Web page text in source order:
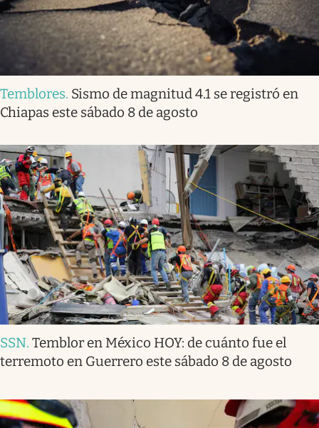
Temblores. Sismo de magnitud 4.1 se registró en
Chiapas este sábado 8 de agosto
SSN. Temblor en México HOY: de cuánto fue el
terremoto en Guerrero este sábado 8 de agosto